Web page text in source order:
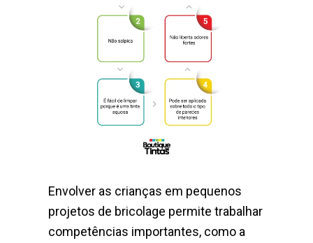
Envolver as crianças em pequenos
projetos de bricolage permite trabalhar
competências importantes, como a